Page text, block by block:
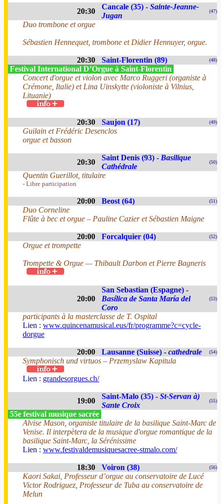
20:30
Cancale (35) - Sainte-Jeanne-
Jugan
(47)
Duo trombone et orgue
Sébastien Hennequet, trombone et Didier Hennuyer, orgue.
20:30 Saint-Florentin (89) (48)
Festival International D’Orgue à Saint-Florentin
Concert d'orgue et violon avec Marco Ruggeri (organiste à
Crémone, Italie) et Lina Uinskytte (violoniste à Vilnius,
Lituanie)
20:30 Saujon (17) (49)
Guilain et Frédéric Desenclos
orgue et basson
20:30
Saint Denis (93) - Basilique
Cathédrale
(50)
Quentin Guerillot, titulaire
- Libre participation
20:00 Beost (64) (51)
Duo Corneline
Flûte à bec et orgue – Pauline Cazier et Sébastien Maigne
20:00 Forcalquier (04) (52)
Orgue et trompette
Trompette & Orgue — Thibault Darbon et Pierre Bagneris
20:00
San Sebastian (Espagne) -
Basílica de Santa María del
Coro
(53)
participants à la masterclasse de T. Ospital
Lien : www.quincenamusical.eus/fr/programme?c=cycle-
dorgue
20:00 Lausanne (Suisse) - cathedrale (54)
Symphonisch und virtuos – Przemyslaw Kapitula
Lien : grandesorgues.ch/
19:00
Saint-Malo (35) - St-Servan à)
Sante Croix
(55)
55e festival musique sacrée
Alvise Mason, organiste titulaire de la basilique Saint-Marc de
Venise. Il interpètera de la musique d'orgue romantique de la
basilique Saint-Marc, la Sérénissime
Lien : www.festivaldemusiquesacree-stmalo.com/
18:30 Voiron (38) (56)
Kaori Sakai, Professeur d’orgue au conservatoire de Lucé
Victor Rodriguez, Professeur de Tuba au conservatoire de
Melun